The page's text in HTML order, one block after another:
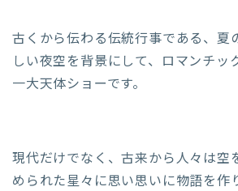
古くから伝わる伝統行事である、夏
しい夜空を背景にして、ロマンチッ
一大天体ショーです。
現代だけでなく、古来から人々は空
められた星々に思い思いに物語を作